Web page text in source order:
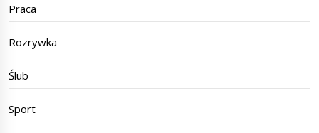
Praca
Rozrywka
Ślub
Sport